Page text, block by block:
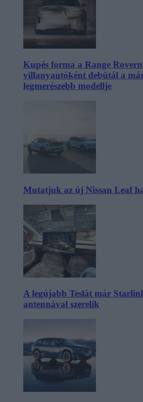
Kupés forma a Range
villanyautóként debütál a
legmerészebb modellje
Mutatjuk az új Nissan Leaf
A legújabb Teslát már
antennával szerelik